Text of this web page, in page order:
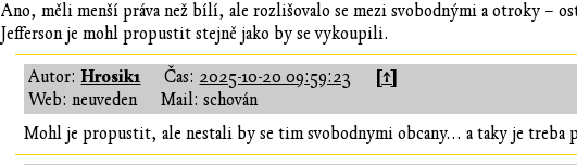
Ano, měli menší práva než bílí, ale rozlišovalo se mezi svobodnými a otroky –
Jefferson je mohl propustit stejně jako by se vykoupili.
Autor:Hrosik1 Čas: 2025-10-20 09:59:23 [↑]
Web: neuveden
Mail: schován
Mohl je propustit, ale nestali by se tim svobodnymi obcany... a taky je treba